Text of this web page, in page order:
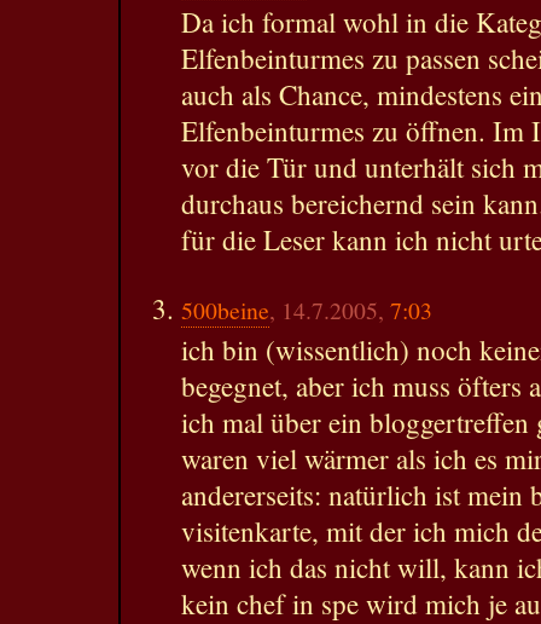
Da ich formal wohl in die
Elfenbeinturmes zu passen
auch als Chance, mindestens
Elfenbeinturmes zu öffnen. Im
vor die Tür und unterhält sich
durchaus bereichernd sein
für die Leser kann ich nicht
500beine, 14.7.2005, 7:03
ich bin (wissentlich) noch
begegnet, aber ich muss öfters
ich mal über ein bloggertreffen
waren viel wärmer als ich es
andererseits: natürlich ist mein
visitenkarte, mit der ich mich
wenn ich das nicht will, kann
kein chef in spe wird mich je